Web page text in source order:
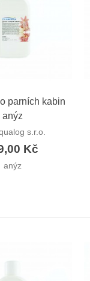
náhled
parních kabin
anýz
s.r.o.
Kč
anýz